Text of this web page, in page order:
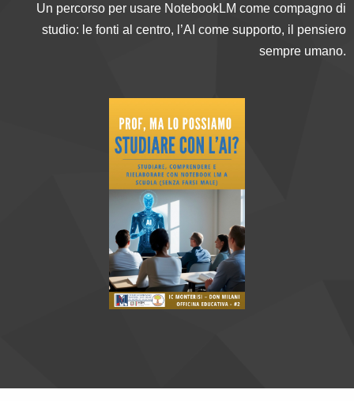
Un percorso per usare NotebookLM come compagno di
studio: le fonti al centro, l’AI come supporto, il pensiero
sempre umano.